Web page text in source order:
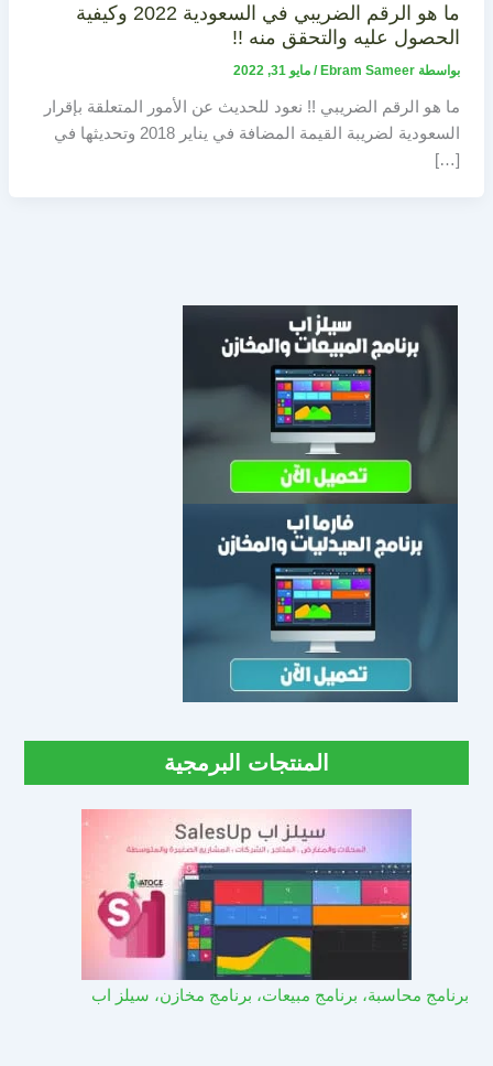
ما هو الرقم الضريبي في السعودية 2022 وكيفية
الحصول عليه والتحقق منه !!
بواسطة Ebram Sameer
/ مايو 31, 2022
ما هو الرقم الضريبي !! نعود للحديث عن الأمور المتعلقة بإقرار
السعودية لضريبة القيمة المضافة في يناير 2018 وتحديثها في
[…]
المنتجات البرمجية
برنامج محاسبة، برنامج مبيعات، برنامج مخازن، سيلز اب